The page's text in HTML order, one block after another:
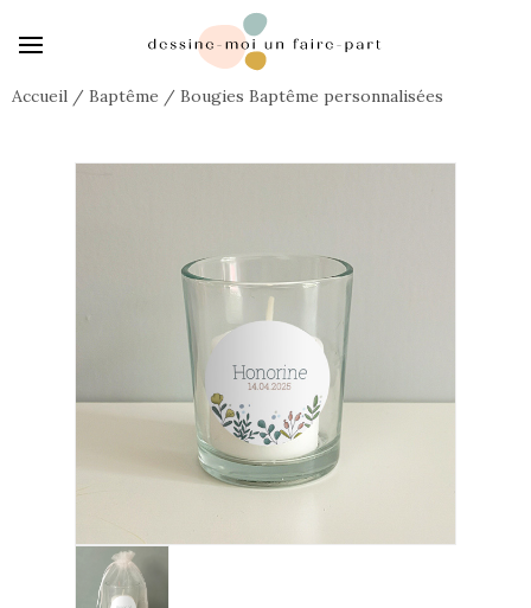
Accueil / Baptême / Bougies Baptême personnalisées